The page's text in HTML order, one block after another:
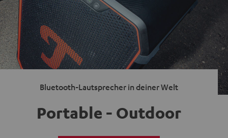
Bluetooth-Lautsprecher in deiner Welt
Portable - Outdoor